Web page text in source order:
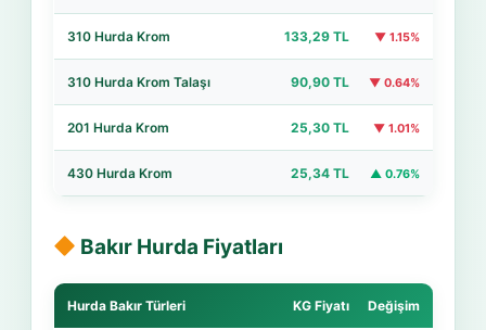
310 Hurda Krom 133,29 TL ▼ 1.15%
310 Hurda Krom Talaşı 90,90 TL ▼ 0.64%
201 Hurda Krom 25,30 TL ▼ 1.01%
430 Hurda Krom 25,34 TL ▲ 0.76%
Bakır Hurda Fiyatları
Hurda Bakır Türleri KG Fiyatı Değişim